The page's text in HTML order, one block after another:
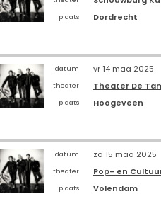
plaats
Dordrecht
datum vr 14 maa 2025
theater Theater De
plaats
Hoogeveen
datum za 15 maa 2025
theater Pop- en
plaats
Volendam